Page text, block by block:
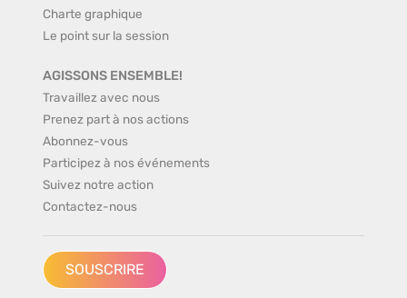
Charte graphique
Le point sur la session
AGISSONS ENSEMBLE!
Travaillez avec nous
Prenez part à nos actions
Abonnez-vous
Participez à nos événements
Suivez notre action
Contactez-nous
SOUSCRIRE